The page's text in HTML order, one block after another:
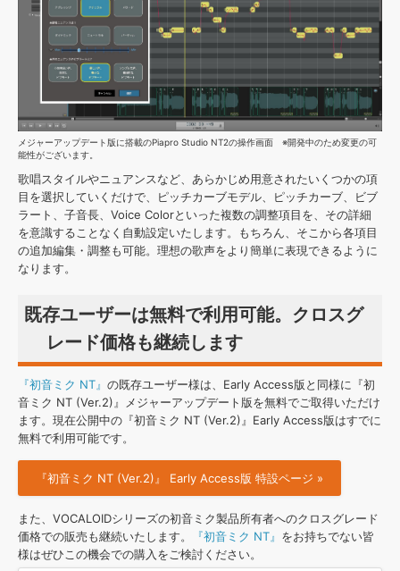
メジャーアップデート版に搭載のPiapro Studio NT2の操作画面 ※開発中のため変更の可
能性がございます。
歌唱スタイルやニュアンスなど、あらかじめ用意されたいくつかの項
目を選択していくだけで、ピッチカーブモデル、ピッチカーブ、ビブ
ラート、子音長、Voice Colorといった複数の調整項目を、その詳細
を意識することなく自動設定いたします。もちろん、そこから各項目
の追加編集・調整も可能。理想の歌声をより簡単に表現できるように
なります。
既存ユーザーは無料で利用可能。クロスグ
レード価格も継続します
『初音ミク NT』 の既存ユーザー様は、Early Access版と同様に『初
音ミク NT (Ver.2)』メジャーアップデート版を無料でご取得いただけ
ます。現在公開中の『初音ミク NT (Ver.2)』Early Access版はすでに
無料で利用可能です。
『初音ミク NT (Ver.2)』 Early Access版 特設ページ »
また、VOCALOIDシリーズの初音ミク製品所有者へのクロスグレード
価格での販売も継続いたします。
『初音ミク NT』 をお持ちでない皆
様はぜひこの機会での購入をご検討ください。